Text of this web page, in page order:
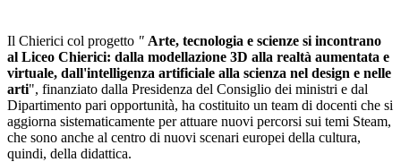
Il Chierici col progetto " Arte, tecnologia e scienze si incontrano
al Liceo Chierici: dalla modellazione 3D alla realtà aumentata e
virtuale, dall'intelligenza artificiale alla scienza nel design e nelle
arti", finanziato dalla Presidenza del Consiglio dei ministri e dal
Dipartimento pari opportunità, ha costituito un team di docenti che si
aggiorna sistematicamente per attuare nuovi percorsi sui temi Steam,
che sono anche al centro di nuovi scenari europei della cultura,
quindi, della didattica.